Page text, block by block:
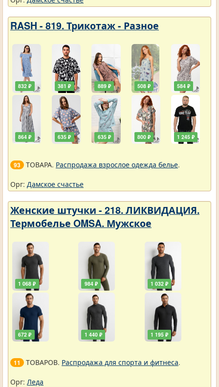
RASH - 819. Трикотаж - Разное
832 ₽
864 ₽
381 ₽
635 ₽
889 ₽
635 ₽
508 ₽
800 ₽
584 ₽
1 245 ₽
93 ТОВАРА. Распродажа взрослое одежда белье.
Орг: Дамское счастье
Женские штучки - 218. ЛИКВИДАЦИЯ.
Термобелье OMSA. Мужское
1 068 ₽
672 ₽
984 ₽
1 440 ₽
1 032 ₽
1 195 ₽
11 ТОВАРОВ. Распродажа для спорта и фитнеса.
Орг: Леда